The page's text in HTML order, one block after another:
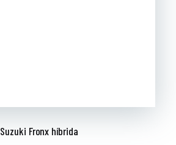
Suzuki Fronx híbrida